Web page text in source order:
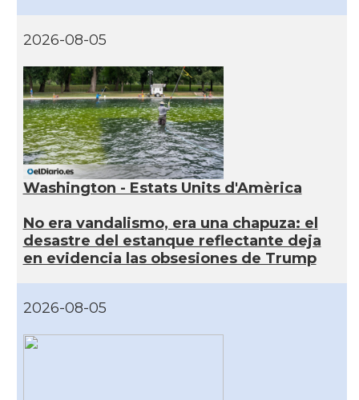
2026-08-05
Washington - Estats Units d'Amèrica
No era vandalismo, era una chapuza: el
desastre del estanque reflectante deja
en evidencia las obsesiones de Trump
2026-08-05